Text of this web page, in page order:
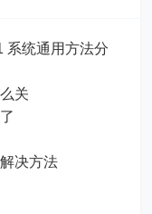
系统通用方法分
关
决方法